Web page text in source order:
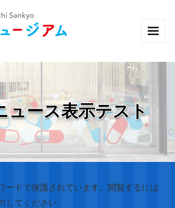
ュース表示テスト
ードで保護されています。閲覧するには
してください。